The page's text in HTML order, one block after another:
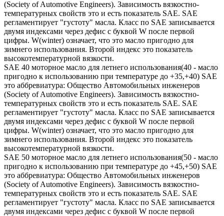
(Society of Automotive Engineers). Зависимость вязкостно-
температурных свойств это и есть показатель SAE. SAE
регламентирует "густоту" масла. Класс по SAE записывается
двумя индексами через дефис с буквой W после первой
цифры. W(winter) означает, что это масло пригодно для
зимнего использования. Второй индекс это показатель
высокотемпературной вязкости.
SAE 40 моторное масло для летнего использования(40 - масло
пригодно к использованию при температуре до +35,+40) SAE
это аббревиатура: Общество Автомобильных инженеров
(Society of Automotive Engineers). Зависимость вязкостно-
температурных свойств это и есть показатель SAE. SAE
регламентирует "густоту" масла. Класс по SAE записывается
двумя индексами через дефис с буквой W после первой
цифры. W(winter) означает, что это масло пригодно для
зимнего использования. Второй индекс это показатель
высокотемпературной вязкости.
SAE 50 моторное масло для летнего использования(50 - масло
пригодно к использованию при температуре до +45,+50) SAE
это аббревиатура: Общество Автомобильных инженеров
(Society of Automotive Engineers). Зависимость вязкостно-
температурных свойств это и есть показатель SAE. SAE
регламентирует "густоту" масла. Класс по SAE записывается
двумя индексами через дефис с буквой W после первой